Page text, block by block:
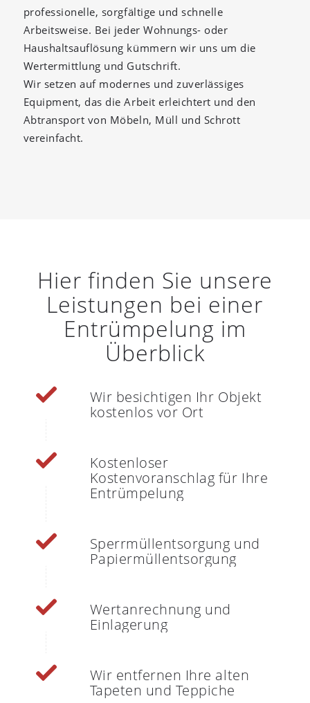
professionelle, sorgfältige und schnelle
Arbeitsweise. Bei jeder Wohnungs- oder
Haushaltsauflösung kümmern wir uns um die
Wertermittlung und Gutschrift.
Wir setzen auf modernes und zuverlässiges
Equipment, das die Arbeit erleichtert und den
Abtransport von Möbeln, Müll und Schrott
vereinfacht.
Hier finden Sie unsere
Leistungen bei einer
Entrümpelung im
Überblick
Wir besichtigen Ihr Objekt
kostenlos vor Ort
Kostenloser
Kostenvoranschlag für Ihre
Entrümpelung
Sperrmüllentsorgung und
Papiermüllentsorgung
Wertanrechnung und
Einlagerung
Wir entfernen Ihre alten
Tapeten und Teppiche